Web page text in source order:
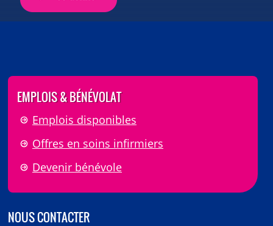
EMPLOIS & BÉNÉVOLAT
Emplois disponibles
Offres en soins infirmiers
Devenir bénévole
NOUS CONTACTER